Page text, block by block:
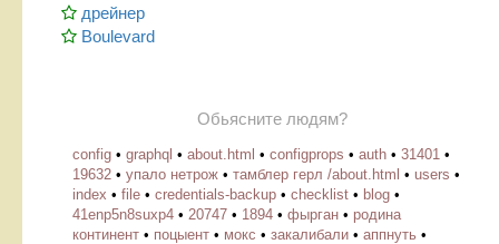
дрейнер
Boulevard
Обьясните людям?
config • graphql • about.html • configprops • auth • 31401 •
19632 • упало нетрож • тамблер герл /about.html • users •
index • file • credentials-backup • checklist • blog •
41enp5n8suxp4 • 20747 • 1894 • фырган • родина
континент • поцыент • мокс • закалибали • аппнуть •